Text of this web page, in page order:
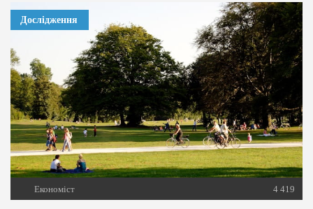
Дослідження
Економіст 4 419